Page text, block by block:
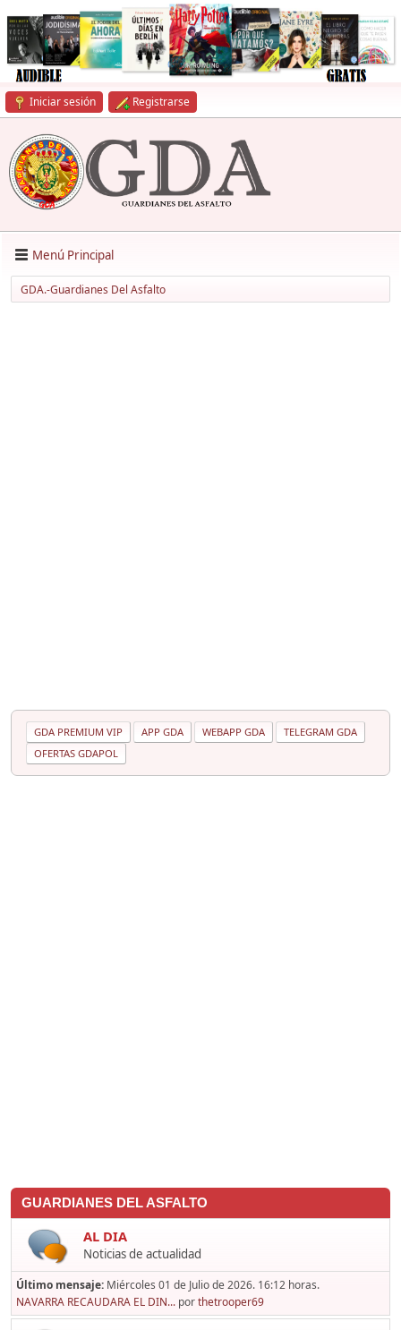
Iniciar sesión Registrarse
Menú Principal
GDA.-Guardianes Del Asfalto
GDA PREMIUM VIP APP GDA WEBAPP GDA
TELEGRAM GDA
OFERTAS GDAPOL
GUARDIANES DEL ASFALTO
AL DIA
Noticias de actualidad
Último mensaje: Miércoles 01 de Julio de 2026. 16:12 horas.
NAVARRA RECAUDARA EL DIN... porthetrooper69